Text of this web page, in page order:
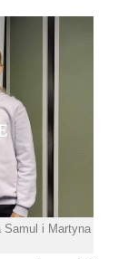
Samul i Martyna